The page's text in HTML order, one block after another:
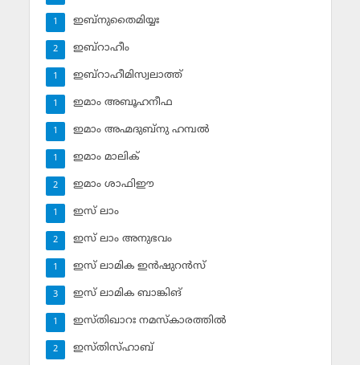
ഇബ്‌നുതൈമിയ്യഃ
1
ഇബ്‌റാഹീം
2
ഇബ്‌റാഹീമിസ്വലാത്ത്
1
ഇമാം അബൂഹനീഫ
1
ഇമാം അഹ്മദുബ്‌നു ഹമ്പല്‍
1
ഇമാം മാലിക്
1
ഇമാം ശാഫിഈ
2
ഇസ് ലാം
1
ഇസ് ലാം അനുഭവം
2
ഇസ് ലാമിക ഇന്‍ഷുറന്‍സ്‌
1
ഇസ് ലാമിക ബാങ്കിങ്‌
3
ഇസ്തിഖാറഃ നമസ്‌കാരത്തില്‍
1
ഇസ്തിസ്ഹാബ്
2